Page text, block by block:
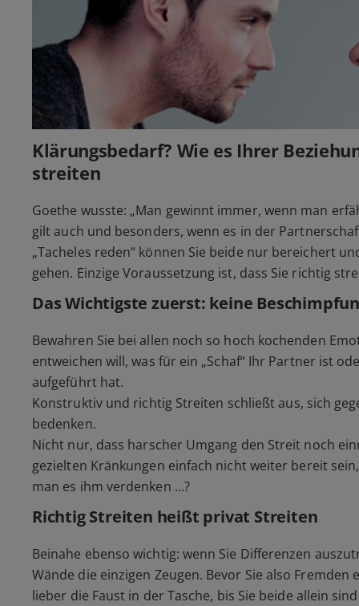
Klärungsbedarf? Wie es Ihrer
streiten
Goethe wusste: „Man gewinnt immer, wenn man
gilt auch und besonders, wenn es in der
„Tacheles reden“ können Sie beide nur bereichert
gehen. Einzige Voraussetzung ist, dass Sie richtig
Das Wichtigste zuerst: keine
Bewahren Sie bei allen noch so hoch kochenden
entweichen will, was für ein „Schaf“ Ihr Partner ist
aufgeführt hat.
Konstruktiv und richtig Streiten schließt aus, sich
bedenken.
Nicht nur, dass harscher Umgang den Streit noch
gezielten Kränkungen einfach nicht weiter bereit
man es ihm verdenken …?
Richtig Streiten heißt privat Streiten
Beinahe ebenso wichtig: wenn Sie Differenzen
Wände die einzigen Zeugen. Bevor Sie also
lieber die Faust in der Tasche, bis Sie beide allein